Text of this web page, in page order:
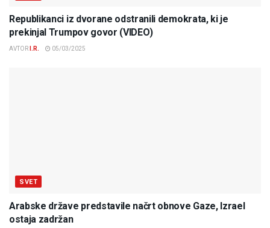
Republikanci iz dvorane odstranili demokrata, ki je
prekinjal Trumpov govor (VIDEO)
AVTOR I.R. 05/03/2025
SVET
Arabske države predstavile načrt obnove Gaze, Izrael
ostaja zadržan